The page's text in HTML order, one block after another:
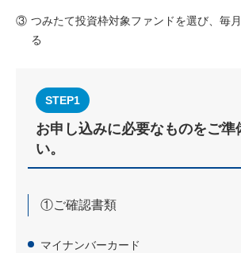
③ つみたて投資枠対象ファンドを選び、毎
る
STEP1
お申し込みに必要なものをご準
い。
①ご確認書類
マイナンバーカード